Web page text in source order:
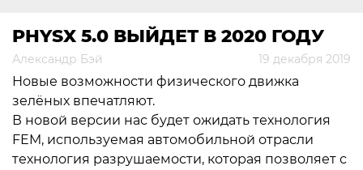
PHYSX 5.0 ВЫЙДЕТ В 2020 ГОДУ
Александр Бэй 19 декабря 2019
Новые возможности физического движка
зелёных впечатляют.
В новой версии нас будет ожидать технология
FEM, используемая автомобильной отрасли
технология разрушаемости, которая позволяет с